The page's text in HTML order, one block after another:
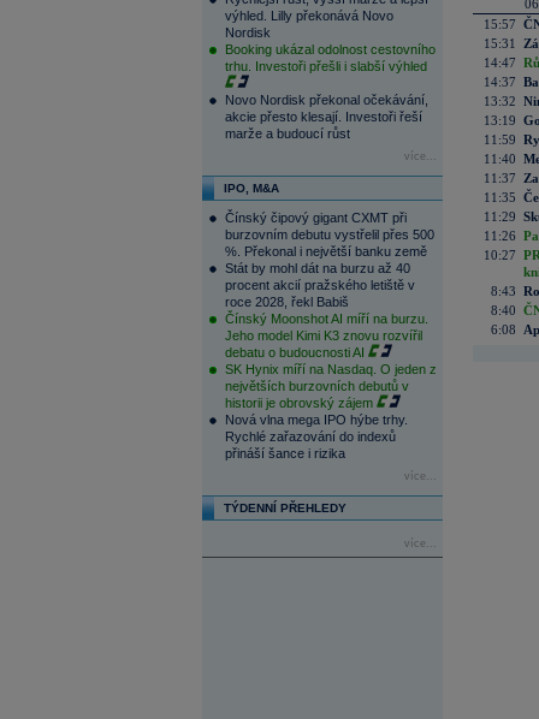
výhled. Lilly překonává Novo
Nordisk
Booking ukázal odolnost cestovního
trhu. Investoři přešli i slabší výhled
Novo Nordisk překonal očekávání,
akcie přesto klesají. Investoři řeší
marže a budoucí růst
více...
IPO, M&A
Čínský čipový gigant CXMT při
burzovním debutu vystřelil přes 500
%. Překonal i největší banku země
Stát by mohl dát na burzu až 40
procent akcií pražského letiště v
roce 2028, řekl Babiš
Čínský Moonshot AI míří na burzu.
Jeho model Kimi K3 znovu rozvířil
debatu o budoucnosti AI
SK Hynix míří na Nasdaq. O jeden z
největších burzovních debutů v
historii je obrovský zájem
Nová vlna mega IPO hýbe trhy.
Rychlé zařazování do indexů
přináší šance i rizika
více...
TÝDENNÍ PŘEHLEDY
více...
15:57
15:31
14:47
14:37
13:32
13:19
11:59
11:40
11:37
11:35
11:29
11:26
10:27
8:43
8:40
6:08